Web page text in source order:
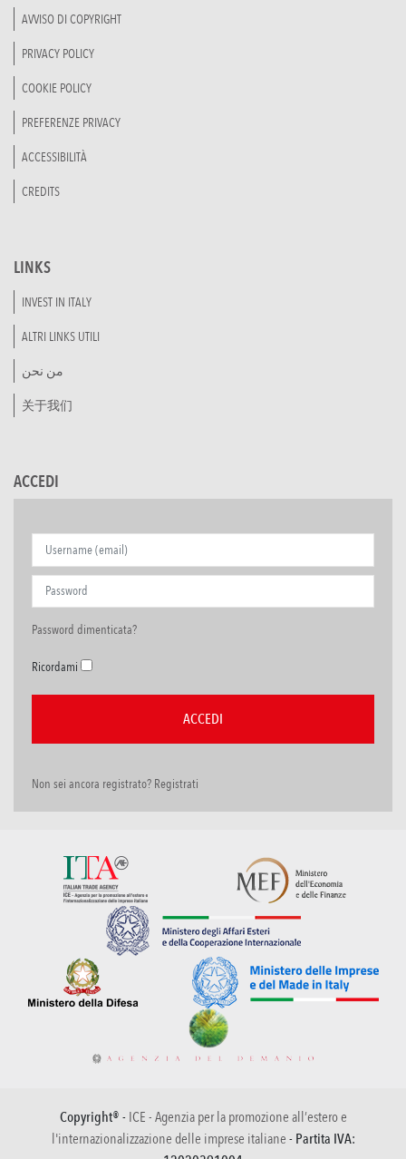
AVVISO DI COPYRIGHT
PRIVACY POLICY
COOKIE POLICY
PREFERENZE PRIVACY
ACCESSIBILITÀ
CREDITS
LINKS
INVEST IN ITALY
ALTRI LINKS UTILI
من نحن
关于我们
ACCEDI
Password dimenticata?
Ricordami
Non sei ancora registrato? Registrati
Copyright® - ICE - Agenzia per la promozione all’estero e
l'internazionalizzazione delle imprese italiane - Partita IVA: